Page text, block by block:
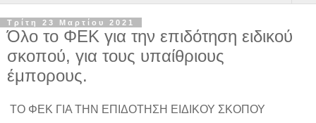
Τρίτη 23 Μαρτίου 2021
Όλο το ΦΕΚ για την επιδότηση ειδικού
σκοπού, για τους υπαίθριους
έμπορους.
ΤΟ ΦΕΚ ΓΙΑ ΤΗΝ ΕΠΙΔΟΤΗΣΗ ΕΙΔΙΚΟΥ ΣΚΟΠΟΥ